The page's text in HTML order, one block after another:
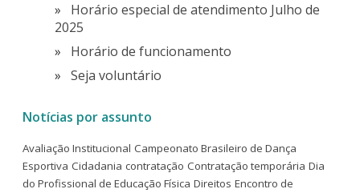
Horário especial de atendimento Julho de
2025
Horário de funcionamento
Seja voluntário
Notícias por assunto
Avaliação Institucional Campeonato Brasileiro de Dança
Esportiva Cidadania contratação Contratação temporária Dia
do Profissional de Educação Física Direitos Encontro de